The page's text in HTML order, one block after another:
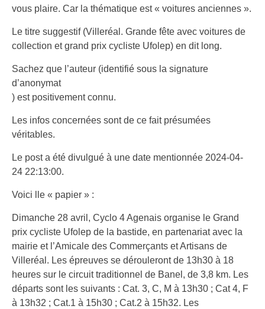
vous plaire. Car la thématique est « voitures anciennes ».
Le titre suggestif (Villeréal. Grande fête avec voitures de
collection et grand prix cycliste Ufolep) en dit long.
Sachez que l’auteur (identifié sous la signature
d’anonymat
) est positivement connu.
Les infos concernées sont de ce fait présumées
véritables.
Le post a été divulgué à une date mentionnée 2024-04-
24 22:13:00.
Voici lle « papier » :
Dimanche 28 avril, Cyclo 4 Agenais organise le Grand
prix cycliste Ufolep de la bastide, en partenariat avec la
mairie et l’Amicale des Commerçants et Artisans de
Villeréal. Les épreuves se dérouleront de 13h30 à 18
heures sur le circuit traditionnel de Banel, de 3,8 km. Les
départs sont les suivants : Cat. 3, C, M à 13h30 ; Cat 4, F
à 13h32 ; Cat.1 à 15h30 ; Cat.2 à 15h32. Les